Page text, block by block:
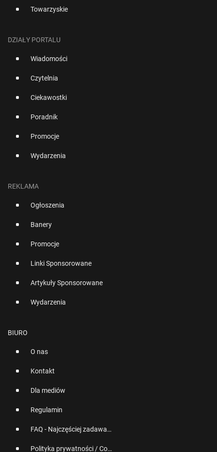
Towarzyskie
DZIAŁY PORTALU
Wiadomości
Czytelnia
Ciekawostki
Poradnik
Promocje
Wydarzenia
REKLAMA
Ogłoszenia
Banery
Promocje
Linki Sponsorowane
Artykuły Sponsorowane
Wydarzenia
BIURO
O nas
Kontakt
Dla mediów
Regulamin
FAQ - Najczęściej zadawane pytania
Polityka prywatności / Cookies